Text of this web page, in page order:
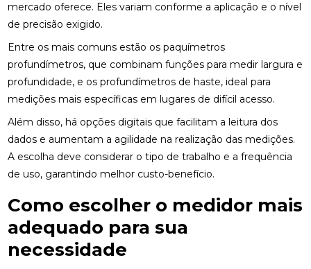
mercado oferece. Eles variam conforme a aplicação e o nível
de precisão exigido.
Entre os mais comuns estão os paquímetros
profundímetros, que combinam funções para medir largura e
profundidade, e os profundímetros de haste, ideal para
medições mais específicas em lugares de difícil acesso.
Além disso, há opções digitais que facilitam a leitura dos
dados e aumentam a agilidade na realização das medições.
A escolha deve considerar o tipo de trabalho e a frequência
de uso, garantindo melhor custo-benefício.
Como escolher o medidor mais
adequado para sua
necessidade